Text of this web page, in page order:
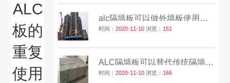
ALC
板的
重复
使用
alc隔墙板可以做外墙板使用吗？
时间：2020-11-10 浏览： 151
ALC隔墙板可以替代传统隔墙砖吗？
时间：2020-11-10 浏览： 166